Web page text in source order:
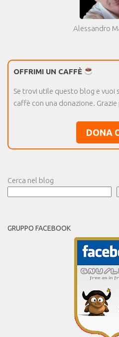
Alessandro
OFFRIMI UN CAFFÈ
Se trovi utile questo blog e
caffè con una donazione.
DONA
Cerca nel blog
GRUPPO FACEBOOK